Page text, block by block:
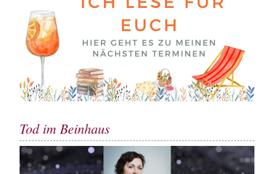
Tod im Beinhaus